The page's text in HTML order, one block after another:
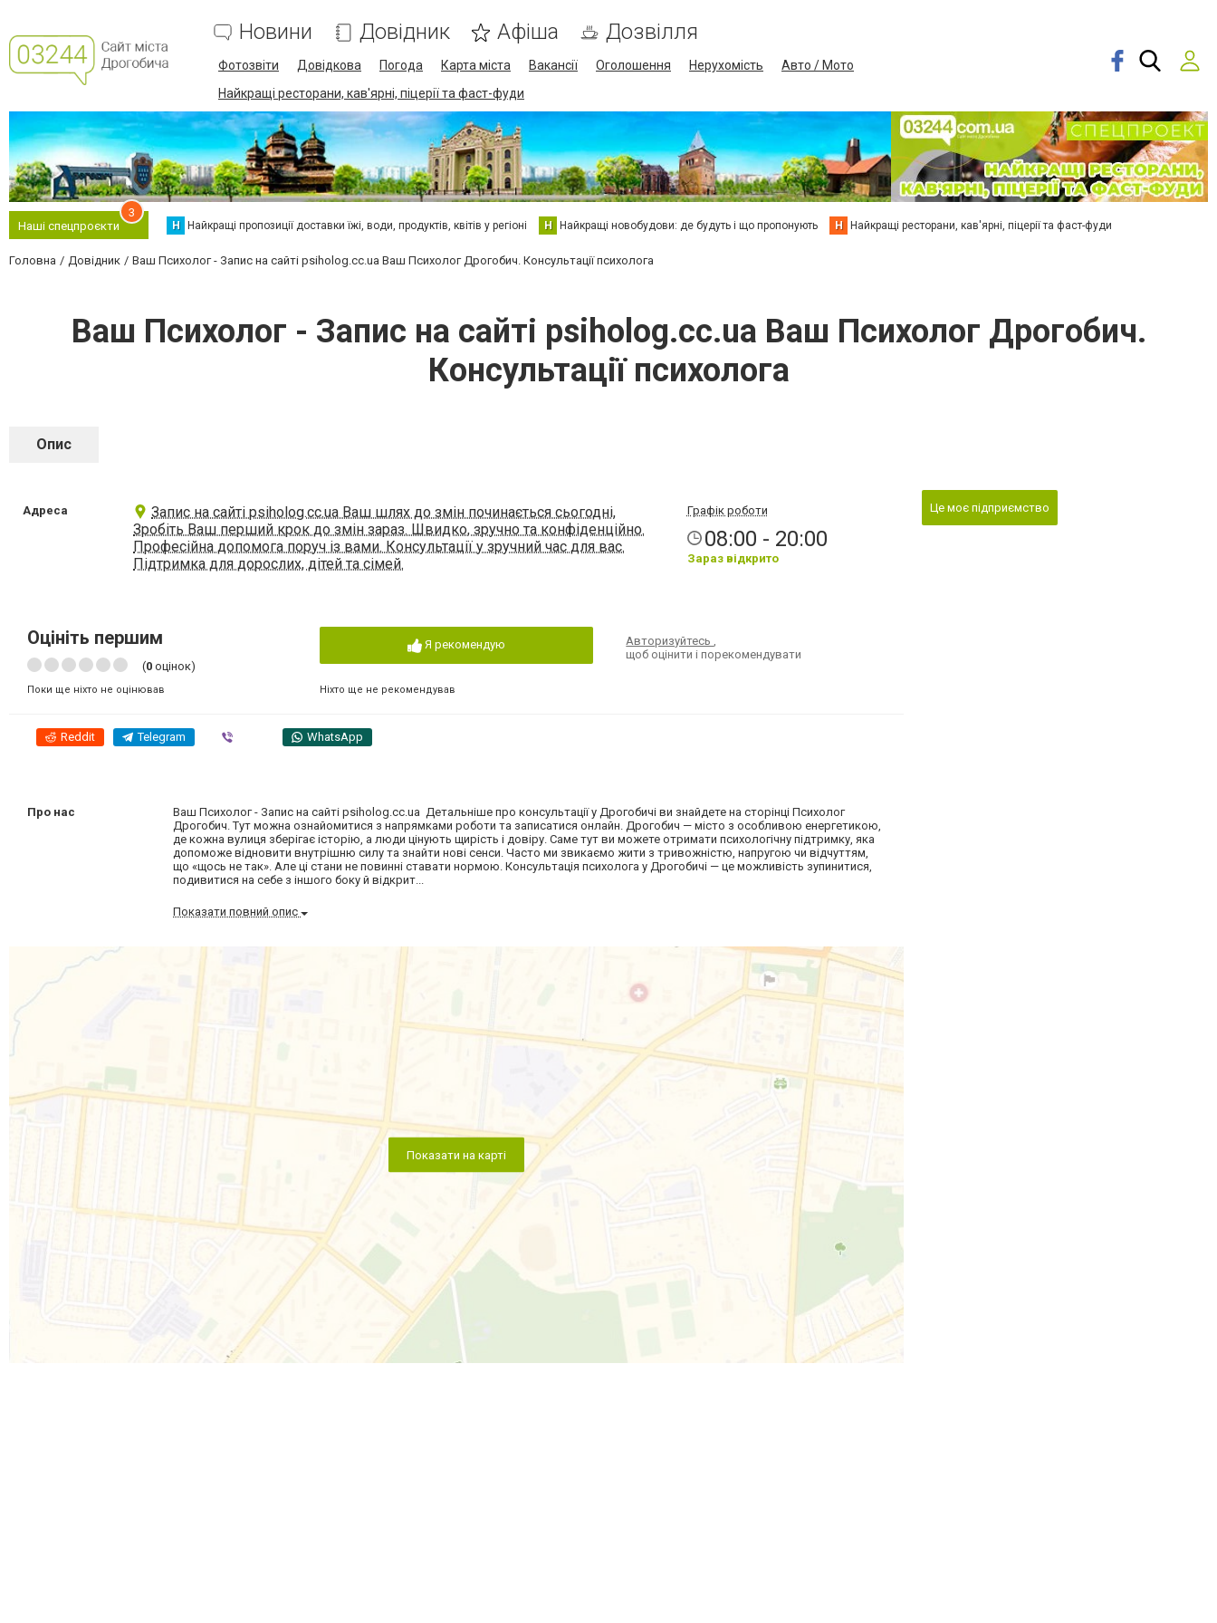
Новини Довідник Афіша Дозвілля
Фотозвіти Довідкова Погода Карта міста Вакансії Оголошення Нерухомість
Авто / Мото
Найкращі ресторани, кав'ярні, піцерії та фаст-фуди
Наші спецпроєкти
3
Н Найкращі пропозиції доставки їжі, води, продуктів, квітів у регіоні Н Найкращі новобудови: де будуть і що пропонують Н Найкращі ресторани, кав'ярні, піцерії та фаст-фуди
Головна Довідник Ваш Психолог - Запис на сайті psiholog.cc.ua Ваш Психолог Дрогобич. Консультації психолога
Ваш Психолог - Запис на сайті psiholog.cc.ua Ваш Психолог Дрогобич.
Консультації психолога
Опис
Адреса
Запис на сайті psiholog.cc.ua Ваш шлях до змін починається сьогодні,
Зробіть Ваш перший крок до змін зараз. Швидко, зручно та конфіденційно.
Професійна допомога поруч із вами. Консультації у зручний час для вас.
Підтримка для дорослих, дітей та сімей.
Графік роботи
08:00 - 20:00
Зараз відкрито
Оцініть першим
(0 оцінок)
Поки ще ніхто не оцінював
Я рекомендую
Ніхто ще не рекомендував
Авторизуйтесь,
щоб оцінити і порекомендувати
Reddit Telegram WhatsApp
Про нас
Ваш Психолог - Запис на сайті psiholog.cc.ua Детальніше про консультації у Дрогобичі ви знайдете на сторінці Психолог
Дрогобич. Тут можна ознайомитися з напрямками роботи та записатися онлайн. Дрогобич — місто з особливою енергетикою,
де кожна вулиця зберігає історію, а люди цінують щирість і довіру. Саме тут ви можете отримати психологічну підтримку, яка
допоможе відновити внутрішню силу та знайти нові сенси. Часто ми звикаємо жити з тривожністю, напругою чи відчуттям,
що «щось не так». Але ці стани не повинні ставати нормою. Консультація психолога у Дрогобичі — це можливість зупинитися,
подивитися на себе з іншого боку й відкрит...
Показати повний опис
Показати на карті
Це моє підприємство